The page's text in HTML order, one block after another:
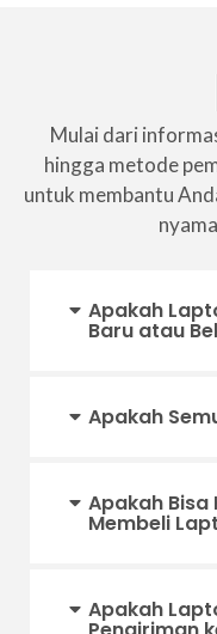
Mulai dari
hingga metode
untuk membantu
Apakah
Baru atau
Apakah
Apakah Bisa
Membeli
Apakah